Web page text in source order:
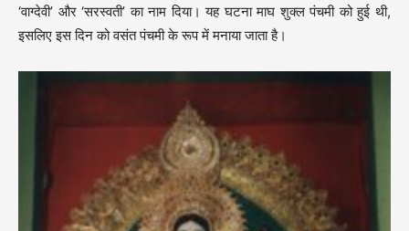
‘वाग्देवी’ और ‘सरस्वती’ का नाम दिया। यह घटना माघ शुक्ल पंचमी को हुई थी,
इसलिए इस दिन को वसंत पंचमी के रूप में मनाया जाता है।